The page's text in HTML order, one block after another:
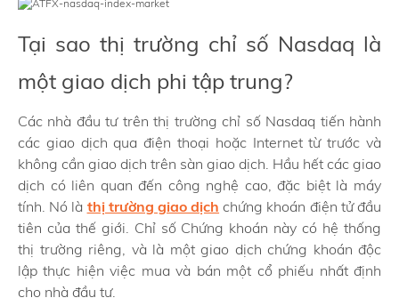
Tại sao thị trường chỉ số Nasdaq là
một giao dịch phi tập trung?
Các nhà đầu tư trên thị trường chỉ số Nasdaq tiến hành
các giao dịch qua điện thoại hoặc Internet từ trước và
không cần giao dịch trên sàn giao dịch. Hầu hết các giao
dịch có liên quan đến công nghệ cao, đặc biệt là máy
tính. Nó là thị trường giao dịch chứng khoán điện tử đầu
tiên của thế giới. Chỉ số Chứng khoán này có hệ thống
thị trường riêng, và là một giao dịch chứng khoán độc
lập thực hiện việc mua và bán một cổ phiếu nhất định
cho nhà đầu tư.